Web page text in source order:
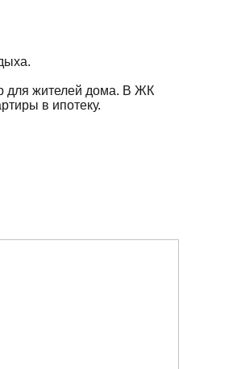
для жителей дома. В ЖК
в ипотеку.